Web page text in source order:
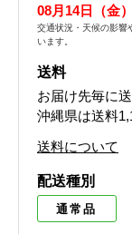
08月14日（金
交通状況・天候の影響
います。
送料
お届け先毎に
沖縄県は送料
送料について
配送種別
通常品